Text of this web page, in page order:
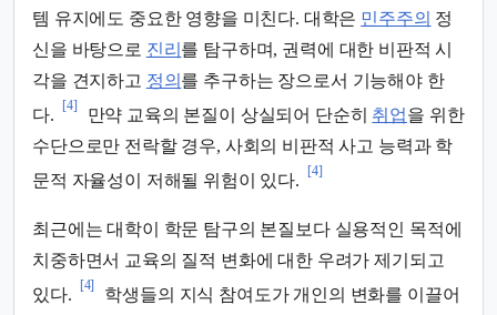
템 유지에도 중요한 영향을 미친다. 대학은 민주주의 정
신을 바탕으로 진리 를 탐구하며, 권력에 대한 비판적 시
각을 견지하고 정의 를 추구하는 장으로서 기능해야 한
다.
[4]
만약 교육의 본질이 상실되어 단순히 취업을 위한
수단으로만 전락할 경우, 사회의 비판적 사고 능력과 학
문적 자율성이 저해될 위험이 있다.
[4]
최근에는 대학이 학문 탐구의 본질보다 실용적인 목적에
치중하면서 교육의 질적 변화에 대한 우려가 제기되고
있다.
[4]
학생들의 지식 참여도가 개인의 변화를 이끌어